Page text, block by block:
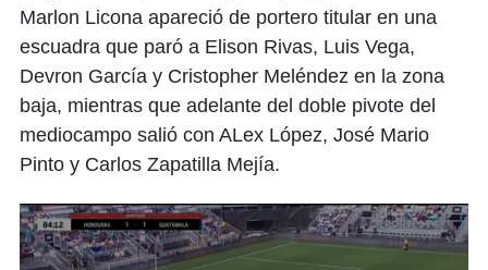
Marlon Licona apareció de portero titular en una
escuadra que paró a Elison Rivas, Luis Vega,
Devron García y Cristopher Meléndez en la zona
baja, mientras que adelante del doble pivote del
mediocampo salió con ALex López, José Mario
Pinto y Carlos Zapatilla Mejía.